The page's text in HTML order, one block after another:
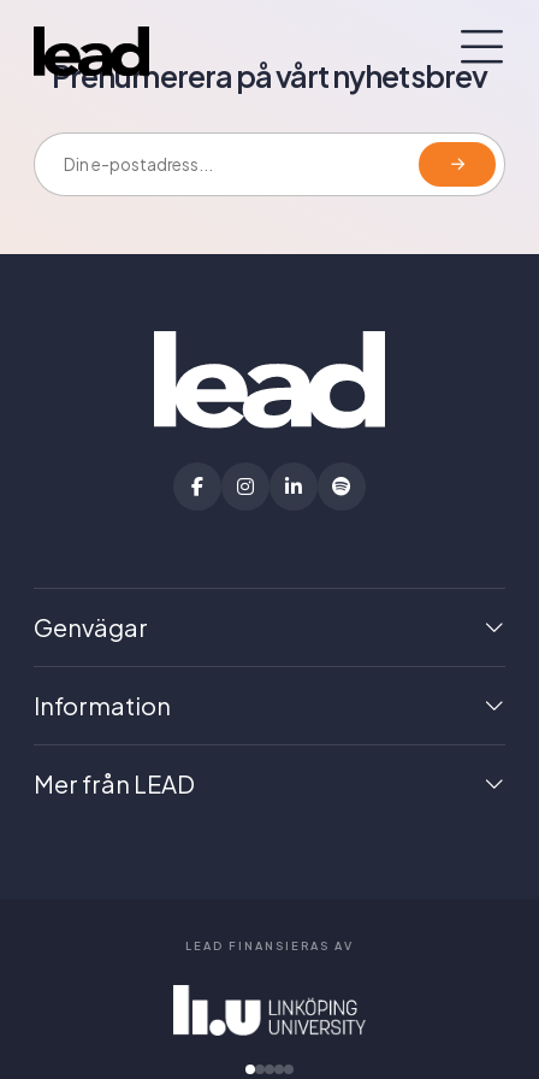
Prenumerera på vårt nyhetsbrev
Genvägar
Information
Mer från LEAD
LEAD FINANSIERAS AV